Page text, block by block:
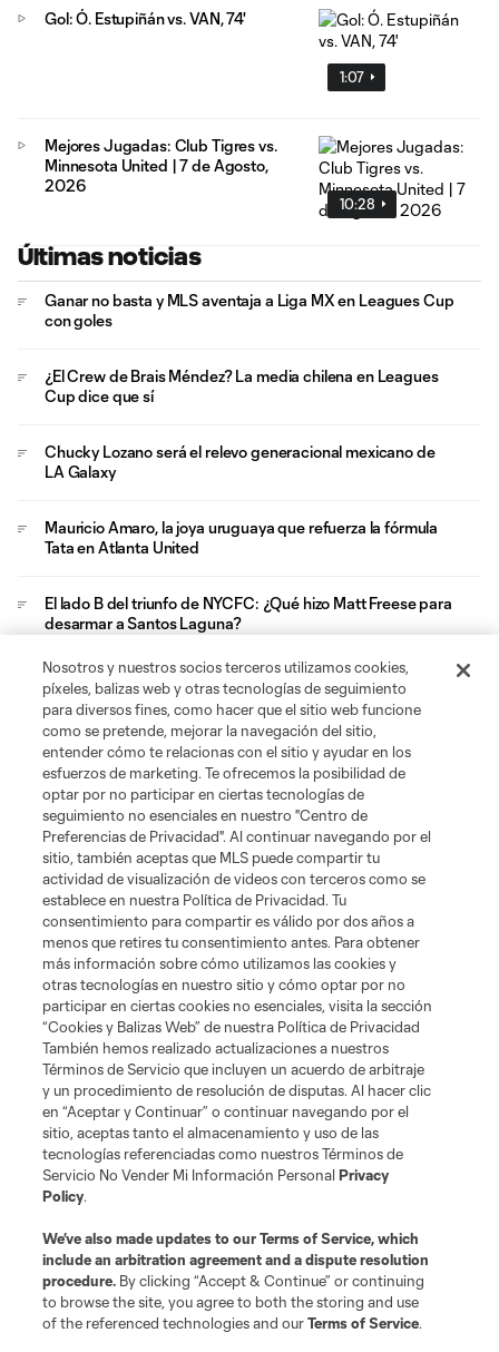
1:07
Gol: Ó. Estupiñán vs. VAN, 74'
10:28
Mejores Jugadas: Club Tigres vs.
Minnesota United | 7 de Agosto,
2026
Últimas noticias
Ganar no basta y MLS aventaja a Liga MX en Leagues Cup
con goles
¿El Crew de Brais Méndez? La media chilena en Leagues
Cup dice que sí
Chucky Lozano será el relevo generacional mexicano de
LA Galaxy
Mauricio Amaro, la joya uruguaya que refuerza la fórmula
Tata en Atlanta United
El lado B del triunfo de NYCFC: ¿Qué hizo Matt Freese para
desarmar a Santos Laguna?
San Diego FC y sus aficionados viven su viaje de
graduación en el Azteca
Acerca de MLS
Social
Tienda
Club Sites
Términos de servicio Política de privacidad
No vender mi información
Cookies Settings
©2026 MLS. El nombre y escudo de la Major League Soccer y MLS son
marcas registradas de League Soccer, L.L.C. (“MLS”). Los nombres y logos
de los equipos de la MLS están registrados y son marcas bajo ley común
Nosotros y nuestros socios terceros utilizamos cookies,
píxeles, balizas web y otras tecnologías de seguimiento
para diversos fines, como hacer que el sitio web funcione
como se pretende, mejorar la navegación del sitio,
entender cómo te relacionas con el sitio y ayudar en los
esfuerzos de marketing. Te ofrecemos la posibilidad de
optar por no participar en ciertas tecnologías de
seguimiento no esenciales en nuestro "Centro de
Preferencias de Privacidad". Al continuar navegando por el
sitio, también aceptas que MLS puede compartir tu
actividad de visualización de videos con terceros como se
establece en nuestra Política de Privacidad. Tu
consentimiento para compartir es válido por dos años a
menos que retires tu consentimiento antes. Para obtener
más información sobre cómo utilizamos las cookies y
otras tecnologías en nuestro sitio y cómo optar por no
participar en ciertas cookies no esenciales, visita la sección
“Cookies y Balizas Web” de nuestra Política de Privacidad
También hemos realizado actualizaciones a nuestros
Términos de Servicio que incluyen un acuerdo de arbitraje
y un procedimiento de resolución de disputas. Al hacer clic
en “Aceptar y Continuar” o continuar navegando por el
sitio, aceptas tanto el almacenamiento y uso de las
tecnologías referenciadas como nuestros Términos de
Servicio No Vender Mi Información PersonalPrivacy
Policy.
We’ve also made updates to ourTerms of Service, which
include an arbitration agreement and a dispute resolution
procedure. By clicking “Accept & Continue” or continuing
to browse the site, you agree to both the storing and use
of the referenced technologies and ourTerms of Service.